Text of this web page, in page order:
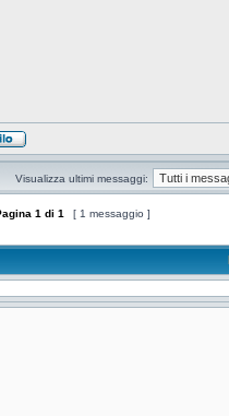
Visualizza ultimi messaggi:
1 di 1 [ 1 messaggio ]